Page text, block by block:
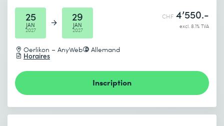
25
JAN
2027
29
JAN
2027
Oerlikon – AnyWeb Allemand
Horaires
CHF 4’550.-
excl. 8.1% TVA
Inscription